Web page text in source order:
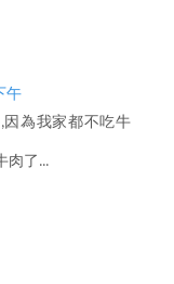
午
為我家都不吃牛
肉了...